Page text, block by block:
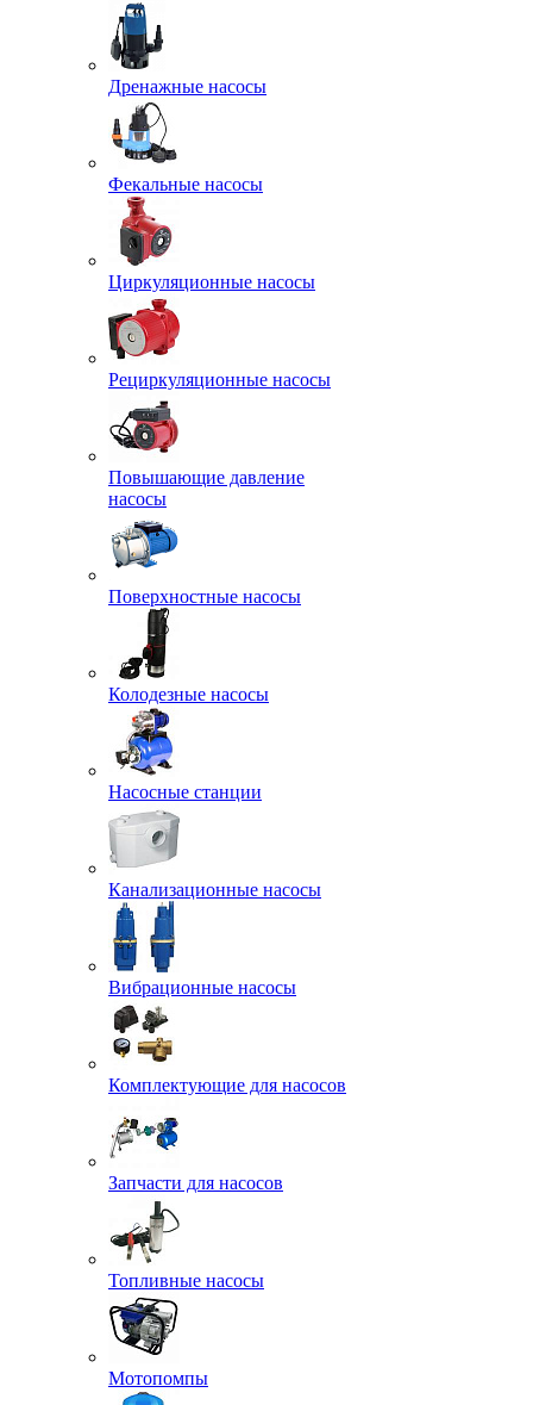
Дренажные насосы
Фекальные насосы
Циркуляционные насосы
Рециркуляционные насосы
Повышающие давление
насосы
Поверхностные насосы
Колодезные насосы
Насосные станции
Канализационные насосы
Вибрационные насосы
Комплектующие для насосов
Запчасти для насосов
Топливные насосы
Мотопомпы